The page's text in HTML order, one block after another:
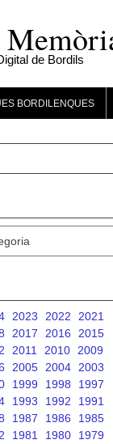
de Bordils
BORDILENQUES
2023 2022
2021
2017 2016
2015
2011 2010
2009
2005 2004
2003
1999 1998
1997
1993 1992
1991
1987 1986
1985
1981 1980
1979